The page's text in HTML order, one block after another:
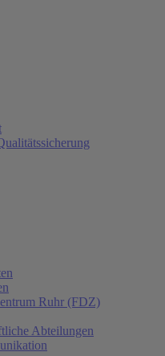
Ruhr (FDZ)
Abteilungen